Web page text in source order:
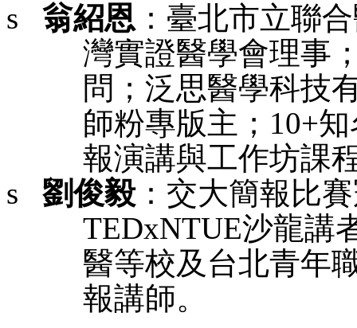
s
翁紹恩 ：臺北市立聯
灣實證醫學會理事
問； 泛思醫學科技
師粉專版主； 10+
報演講與工作坊課
s
劉俊毅：交大簡報比
TEDxNTUE沙龍講
醫等校及台北青年
報講師。